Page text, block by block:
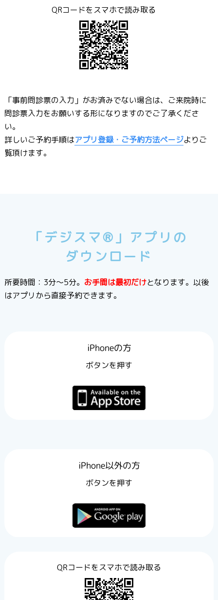
QRコードをスマホで読み取る
「事前問診票の入力」がお済みでない場合は、ご来院時に
問診票入力をお願いする形になりますのでご了承くださ
い。
詳しいご予約手順はアプリ登録・ご予約方法ページよりご
覧頂けます。
「デジスマ®」アプリの
ダウンロード
所要時間：3分〜5分。 お手間は最初だけとなります。以後
はアプリから直接予約できます。
iPhoneの方
ボタンを押す
iPhone以外の方
ボタンを押す
QRコードをスマホで読み取る